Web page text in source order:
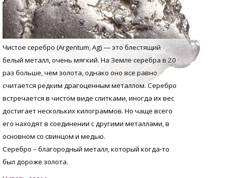
Чистое серебро (Argentum, Аg) — это блестящий
белый металл, очень мягкий. На Земле серебра в 20
раз больше, чем золота, однако оно все равно
считается редким драгоценным металлом. Серебро
встречается в чистом виде слитками, иногда их вес
достигает нескольких килограммов. Но чаще всего
его находят в соединении с другими металлами, в
основном со свинцом и медью.
Серебро – благородный металл, который когда-то
был дороже золота.